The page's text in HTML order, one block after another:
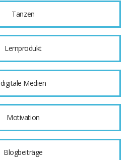
Tanzen
Lernprodukt
digitale Medien
Motivation
Blogbeiträge